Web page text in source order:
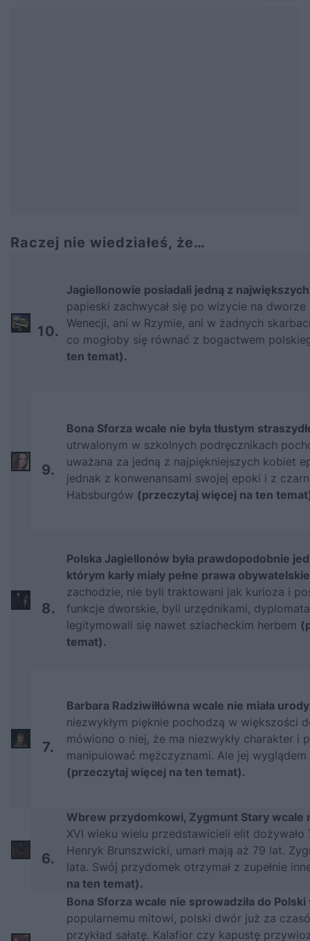
Raczej nie wiedziałeś, że…
10.
Jagiellonowie posiadali jedną z
papieski zachwycał się po wizycie na
Wenecji, ani w Rzymie, ani w żadnych
co mogłoby się równać z bogactwem
ten temat).
9.
Bona Sforza wcale nie była tłustym
utrwalonym w szkolnych podręcznikach
uważana za jedną z najpiękniejszych kobiet
jednak z konwenansami swojej epoki i z
Habsburgów (przeczytaj więcej na ten
8.
Polska Jagiellonów była prawdopodobnie
którym karły miały pełne prawa
zachodzie, nie byli traktowani jak kurioza i
funkcje dworskie, byli urzędnikami,
legitymowali się nawet szlacheckim herbem
temat).
7.
Barbara Radziwiłłówna wcale nie miała
niezwykłym pięknie pochodzą w większości
mówiono o niej, że ma niezwykły charakter i
manipulować mężczyznami. Ale jej
(przeczytaj więcej na ten temat).
6.
Wbrew przydomkowi, Zygmunt Stary wcale
XVI wieku wielu przedstawicieli elit
Henryk Brunszwicki, umarł mają aż 79 lat.
lata. Swój przydomek otrzymał z zupełnie
na ten temat).
Bona Sforza wcale nie sprowadziła do Polski
popularnemu mitowi, polski dwór już za
przykład sałatę. Kalafior czy kapustę